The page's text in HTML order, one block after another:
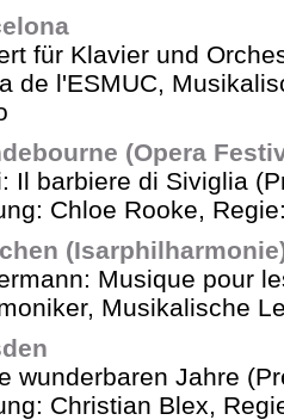
für Klavier und
de l'ESMUC,
(Opera
Il barbiere di Siviglia
Chloe Rooke,
Musique pour
Musikalische
wunderbaren Jahre
Christian Blex,